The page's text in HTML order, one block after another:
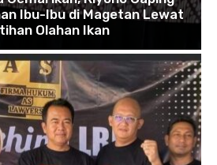
Ibu-Ibu di Magetan Lewat
Olahan Ikan